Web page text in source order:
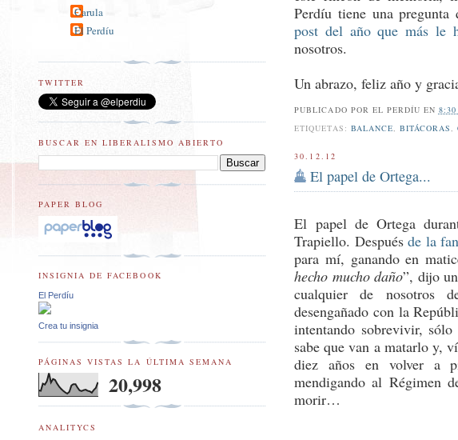
Perdíu tiene una pregunta
post del año que más le
nosotros.
Un abrazo, feliz año y
PUBLICADO POR EL PERDÍU EN
ETIQUETAS: BALANCE, BITÁCORAS,
30.12.12
El papel de Ortega...
El papel de Ortega
Trapiello. Despuésde la
para mí, ganando en
hecho mucho daño”, dijo
cualquier de nosotros
desengañado con la
intentando sobrevivir,
sabe que van a matarlo y,
diez años en volver a
mendigando al Régimen
morir…
Carula
El Perdíu
TWITTER
BUSCAR EN LIBERALISMO ABIERTO
PAPER BLOG
INSIGNIA DE FACEBOOK
El Perdíu
Crea tu insignia
PÁGINAS VISTAS LA ÚLTIMA SEMANA
20,998
ANALITYCS